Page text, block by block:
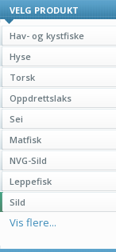
VELG PRODUKT
Hav- og kystfiske
Hyse
Torsk
Oppdrettslaks
Sei
Matfisk
NVG-Sild
Leppefisk
Sild
Vis flere...